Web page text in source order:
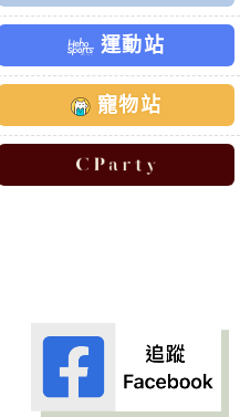
運動站
寵物站